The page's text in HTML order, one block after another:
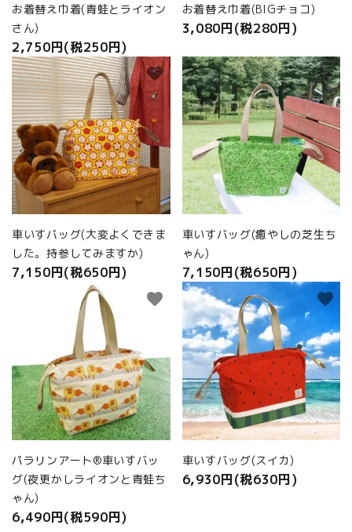
お着替え巾着(青蛙とライオン
さん)
2,750円(税250円)
お着替え巾着(BIGチョコ)
3,080円(税280円)
車いすバッグ(大変よくできま
した。持参してみますか)
7,150円(税650円)
favorite
車いすバッグ(癒やしの芝生ち
ゃん)
7,150円(税650円)
favorite
パラリンアート®車いすバッ
グ(夜更かしライオンと青蛙ち
ゃん)
6,490円(税590円)
favorite
車いすバッグ(スイカ)
6,930円(税630円)
favorite